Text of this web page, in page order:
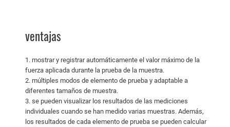
ventajas
1. mostrar y registrar automáticamente el valor máximo de la
fuerza aplicada durante la prueba de la muestra.
2. múltiples modos de elemento de prueba y adaptable a
diferentes tamaños de muestra.
3. se pueden visualizar los resultados de las mediciones
individuales cuando se han medido varias muestras. Además,
los resultados de cada elemento de prueba se pueden calcular